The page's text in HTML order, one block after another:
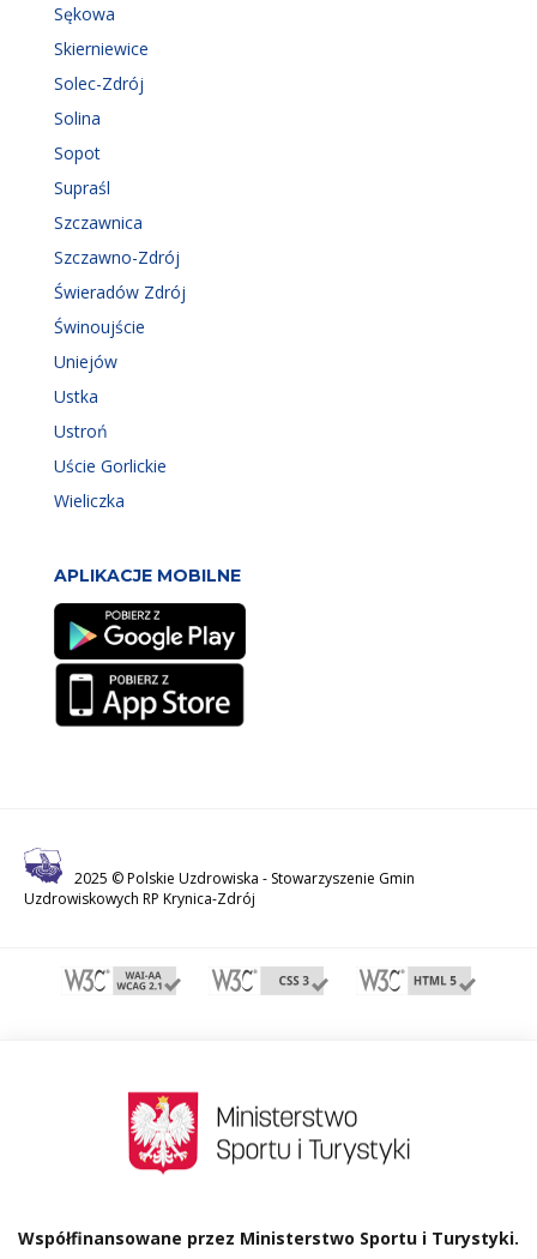
Sękowa
Skierniewice
Solec-Zdrój
Solina
Sopot
Supraśl
Szczawnica
Szczawno-Zdrój
Świeradów Zdrój
Świnoujście
Uniejów
Ustka
Ustroń
Uście Gorlickie
Wieliczka
APLIKACJE MOBILNE
2025 © Polskie Uzdrowiska - Stowarzyszenie Gmin
Uzdrowiskowych RP Krynica-Zdrój
Współfinansowane przez Ministerstwo Sportu i Turystyki.